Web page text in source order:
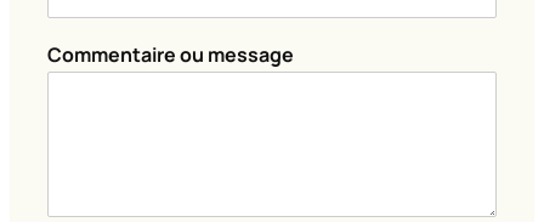
s
g
e
Commentaire ou message